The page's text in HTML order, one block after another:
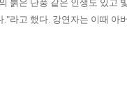
붉은 단풍 같은 인생도 있고
."라고 했다. 강연자는 이때 아